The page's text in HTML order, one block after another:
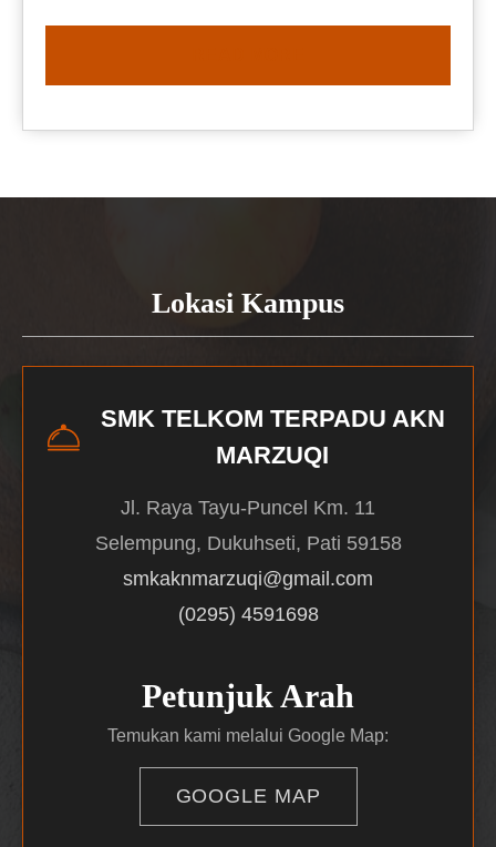
Lokasi Kampus
SMK TELKOM TERPADU AKN
MARZUQI
Jl. Raya Tayu-Puncel Km. 11
Selempung, Dukuhseti, Pati 59158
smkaknmarzuqi@gmail.com
(0295) 4591698
Petunjuk Arah
Temukan kami melalui Google Map:
GOOGLE MAP